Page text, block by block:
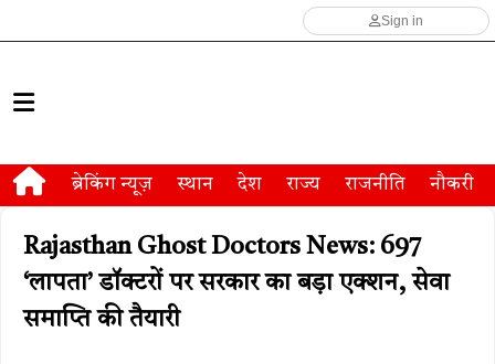
Sign in
ब्रेकिंग न्यूज़ स्थान देश राज्य राजनीति नौकरी
Rajasthan Ghost Doctors News: 697
‘लापता’ डॉक्टरों पर सरकार का बड़ा एक्शन, सेवा
समाप्ति की तैयारी